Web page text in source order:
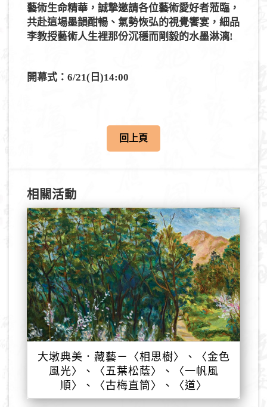
藝術生命精華，誠摯邀請各位藝術愛好者蒞臨，
共赴這場墨韻酣暢、氣勢恢弘的視覺饗宴，細品
李教授藝術人生裡那份沉穩而剛毅的水墨淋漓!
開幕式：6/21(日)14:00
回上頁
相關活動
大墩典美．藏藝－〈相思樹〉、〈金色
風光〉、〈五葉松蔭〉、〈一帆風
順〉、〈古梅直筒〉、〈道〉